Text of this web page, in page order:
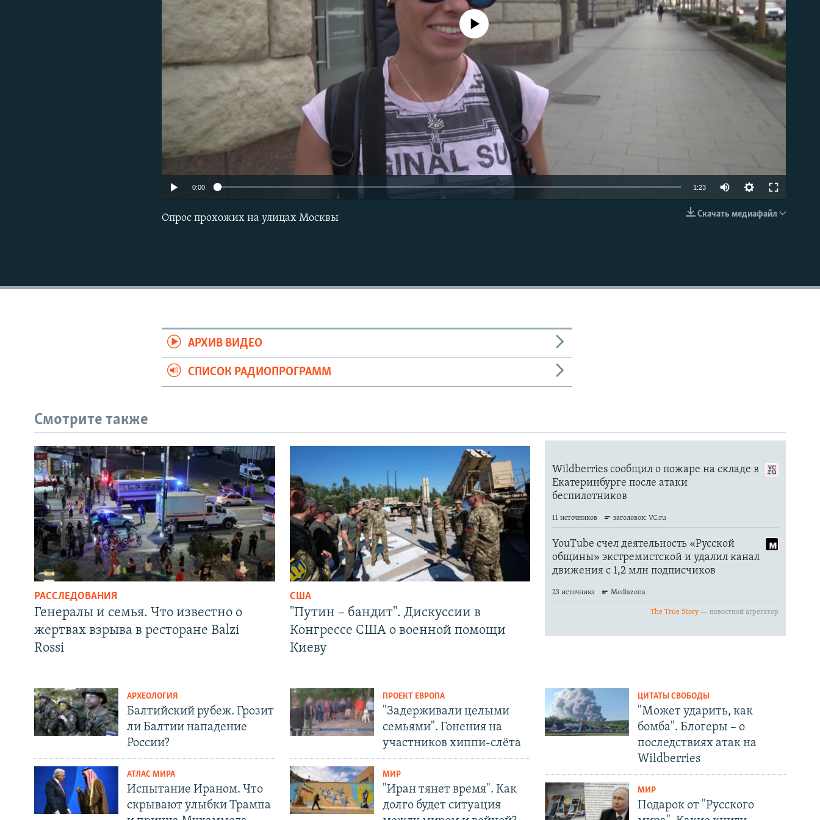
EMBED
No media source currently available
0:00 1:23
Скачать медиафайл
Опрос прохожих на улицах Москвы
АРХИВ ВИДЕО
СПИСОК РАДИОПРОГРАММ
Смотрите также
РАССЛЕДОВАНИЯ
Генералы и семья. Что известно о
жертвах взрыва в ресторане Balzi
Rossi
США
"Путин – бандит". Дискуссии в
Конгрессе США о военной помощи
Киеву
АРХЕОЛОГИЯ
Балтийский рубеж. Грозит
ли Балтии нападение
России?
АТЛАС МИРА
Испытание Ираном. Что
скрывают улыбки Трампа
ПРОЕКТ ЕВРОПА
"Задерживали целыми
семьями". Гонения на
участников хиппи-слёта
МИР
"Иран тянет время". Как
долго будет ситуация
ЦИТАТЫ СВОБОДЫ
"Может ударить, как
бомба". Блогеры – о
последствиях атак на
Wildberries
МИР
Подарок от "Русского